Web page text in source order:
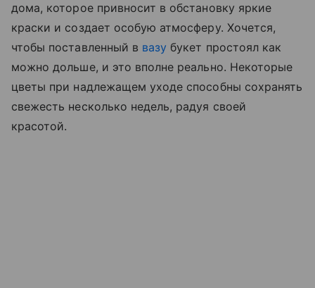
дома, которое привносит в обстановку яркие
краски и создает особую атмосферу. Хочется,
чтобы поставленный в вазу букет простоял как
можно дольше, и это вполне реально. Некоторые
цветы при надлежащем уходе способны сохранять
свежесть несколько недель, радуя своей
красотой.